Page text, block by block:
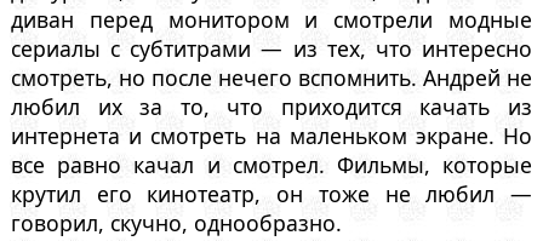
диван перед монитором и смотрели модные
сериалы с субтитрами — из тех, что интересно
смотреть, но после нечего вспомнить. Андрей не
любил их за то, что приходится качать из
интернета и смотреть на маленьком экране. Но
все равно качал и смотрел. Фильмы, которые
крутил его кинотеатр, он тоже не любил —
говорил, скучно, однообразно.